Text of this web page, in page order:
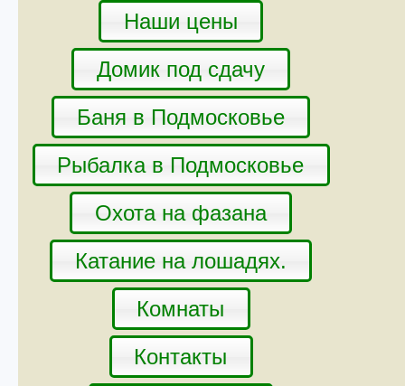
Наши цены
Домик под сдачу
Баня в Подмосковье
Рыбалка в Подмосковье
Охота на фазана
Катание на лошадях.
Комнаты
Контакты